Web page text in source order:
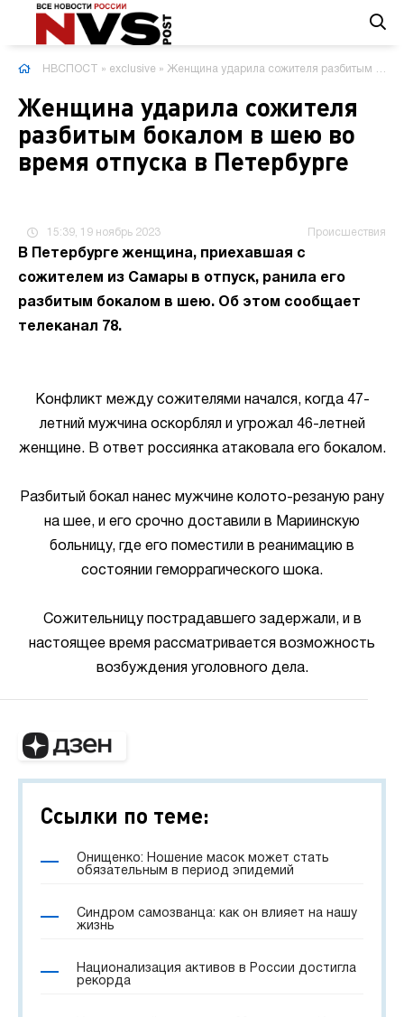
НВСПОСТ » exclusive » Женщина ударила сожителя разбитым бокалом в шею во время отпуска в Петербурге
Женщина ударила сожителя
разбитым бокалом в шею во
время отпуска в Петербурге
15:39, 19 ноябрь 2023 Происшествия
В Петербурге женщина, приехавшая с
сожителем из Самары в отпуск, ранила его
разбитым бокалом в шею. Об этом сообщает
телеканал 78.
Конфликт между сожителями начался, когда 47-
летний мужчина оскорблял и угрожал 46-летней
женщине. В ответ россиянка атаковала его бокалом.
Разбитый бокал нанес мужчине колото-резаную рану
на шее, и его срочно доставили в Мариинскую
больницу, где его поместили в реанимацию в
состоянии геморрагического шока.
Сожительницу пострадавшего задержали, и в
настоящее время рассматривается возможность
возбуждения уголовного дела.
Ссылки по теме:
Онищенко: Ношение масок может стать
обязательным в период эпидемий
Синдром самозванца: как он влияет на нашу
жизнь
Национализация активов в России достигла
рекорда